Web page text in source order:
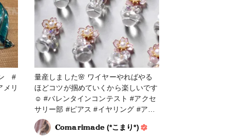
量産しました🌸 ワイヤーやればやる
ほどコツが掴めていくから楽しいです
☺️ #バレンタインコンテスト #アクセ
サリー部 #ピアス #イヤリング #アー
ティスティックワイヤー #ディップア
ート #アメリカンフラワー #パーツア 𝐂𝕠𝕞𝕒𝕣𝕚𝕞𝕒𝕕𝕖 (*こまり*)